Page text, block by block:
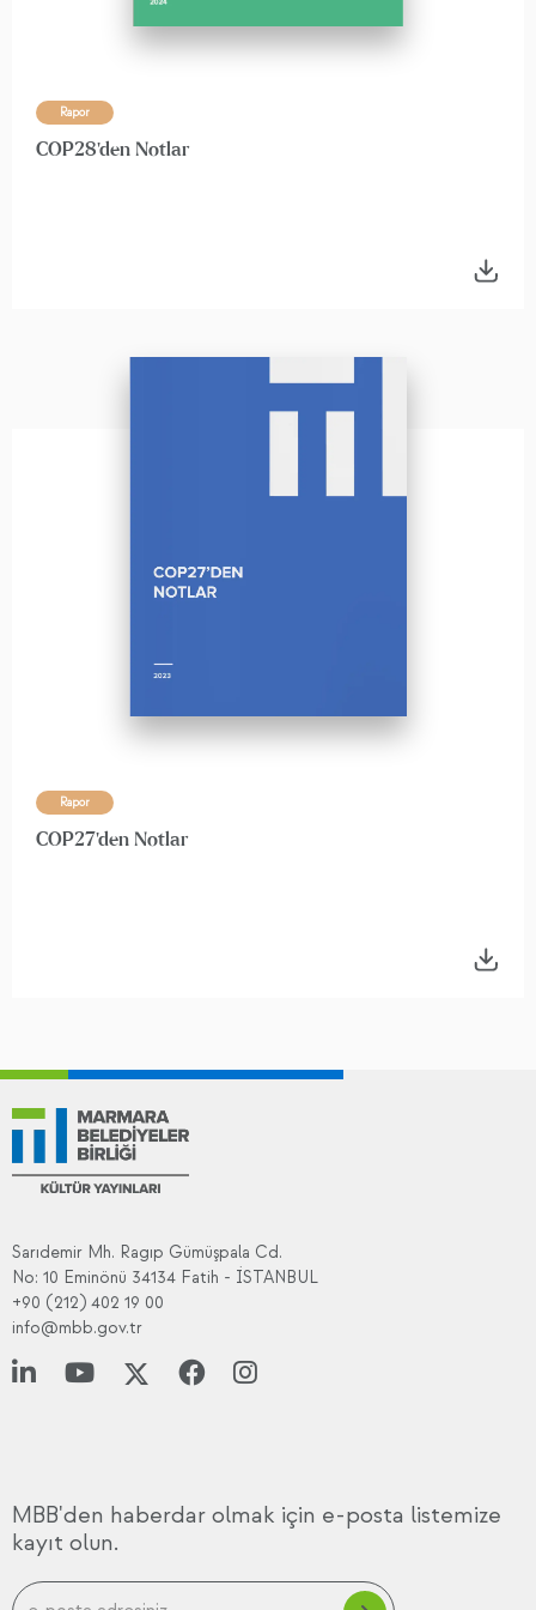
Rapor
COP28'den Notlar
Rapor
COP27'den Notlar
Sarıdemir Mh. Ragıp Gümüşpala Cd.
No: 10 Eminönü 34134 Fatih - İSTANBUL
+90 (212) 402 19 00
info@mbb.gov.tr
MBB'den haberdar olmak için e-posta listemize
kayıt olun.